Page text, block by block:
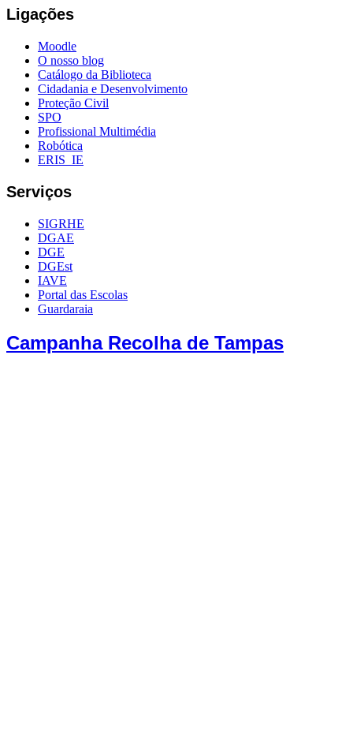
Ligações
Moodle
O nosso blog
Catálogo da Biblioteca
Cidadania e Desenvolvimento
Proteção Civil
SPO
Profissional Multimédia
Robótica
ERIS_IE
Serviços
SIGRHE
DGAE
DGE
DGEst
IAVE
Portal das Escolas
Guardaraia
Campanha Recolha de Tampas